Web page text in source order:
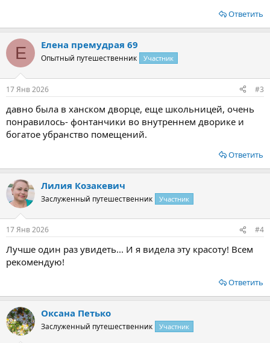
Ответить
Е Елена премудрая 69
Опытный путешественник Участник
17 Янв 2026 #3
давно была в ханском дворце, еще школьницей, очень
понравилось- фонтанчики во внутреннем дворике и
богатое убранство помещений.
Ответить
Лилия Козакевич
Заслуженный путешественник Участник
17 Янв 2026 #4
Лучше один раз увидеть... И я видела эту красоту! Всем
рекомендую!
Ответить
Оксана Петько
Заслуженный путешественник Участник